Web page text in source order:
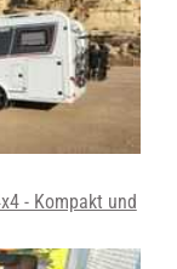
- Kompakt und